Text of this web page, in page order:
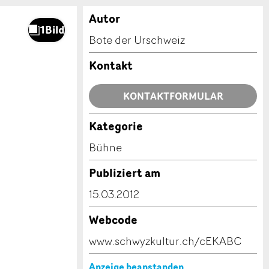
Autor
Bote der Urschweiz
Kontakt
KONTAKTFORMULAR
Kategorie
Bühne
Publiziert am
15.03.2012
Webcode
www.schwyzkultur.ch/cEKABC